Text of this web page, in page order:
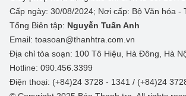
Cấp ngày: 30/08/2024; Nơi cấp: Bộ Văn hóa -
Tổng Biên tập: Nguyễn Tuấn Anh
Email: toasoan@thanhtra.com.vn
Địa chỉ tòa soạn: 100 Tô Hiệu, Hà Đông, Hà
Hotline: 090.456.3399
Điện thoại: (+84)24 3728 - 1341 / (+84)24